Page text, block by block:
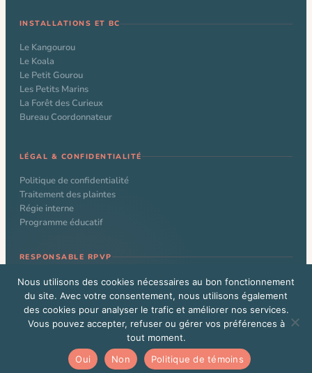
INSTALLATIONS ET BC
Le Kangourou
Le Koala
Le Petit Gourou
Les Petits Marins
La Forêt des Curieux
Bureau Coordonnateur
LÉGAL & CONFIDENTIALITÉ
Politique de confidentialité
Traitement des plaintes
Régie interne
Programme éducatif
RESPONSABLE RPVP
© 2026 CPE Le Kangourou. Tous droits réservés. Site web conçu par
Alexandre Beauchamp
Vous êtes un administrateur WordPress?Cliquez ici
Nous utilisons des cookies nécessaires au bon fonctionnement
du site. Avec votre consentement, nous utilisons également
des cookies pour analyser le trafic et améliorer nos services.
Vous pouvez accepter, refuser ou gérer vos préférences à
tout moment.
Oui
Non Politique de témoins